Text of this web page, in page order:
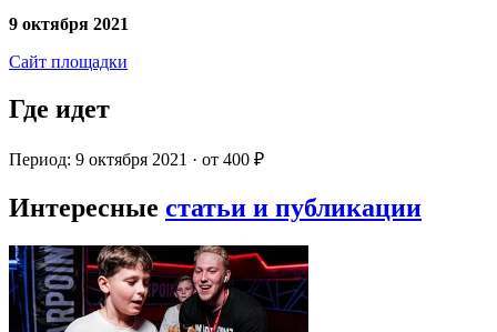
9 октября 2021
Сайт площадки
Где идет
Период: 9 октября 2021 · от 400 ₽
Интересные статьи и публикации